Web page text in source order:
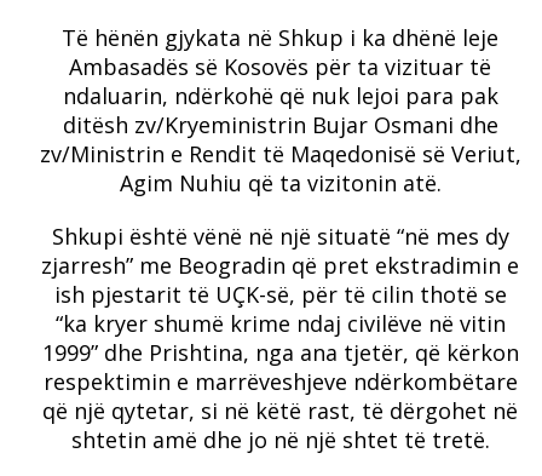
Të hënën gjykata në Shkup i ka dhënë leje
Ambasadës së Kosovës për ta vizituar të
ndaluarin, ndërkohë që nuk lejoi para pak
ditësh zv/Kryeministrin Bujar Osmani dhe
zv/Ministrin e Rendit të Maqedonisë së Veriut,
Agim Nuhiu që ta vizitonin atë.
Shkupi është vënë në një situatë “në mes dy
zjarresh” me Beogradin që pret ekstradimin e
ish pjestarit të UÇK-së, për të cilin thotë se
“ka kryer shumë krime ndaj civilëve në vitin
1999” dhe Prishtina, nga ana tjetër, që kërkon
respektimin e marrëveshjeve ndërkombëtare
që një qytetar, si në këtë rast, të dërgohet në
shtetin amë dhe jo në një shtet të tretë.